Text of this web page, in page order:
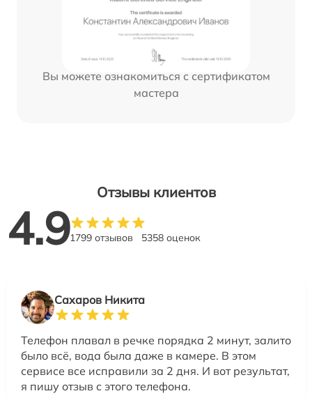
Вы можете ознакомиться с сертификатом
мастера
Отзывы клиентов
4.91799 отзывов 5358 оценок
Сахаров Никита
Телефон плавал в речке порядка 2 минут, залито
было всё, вода была даже в камере. В этом
сервисе все исправили за 2 дня. И вот результат,
я пишу отзыв с этого телефона.